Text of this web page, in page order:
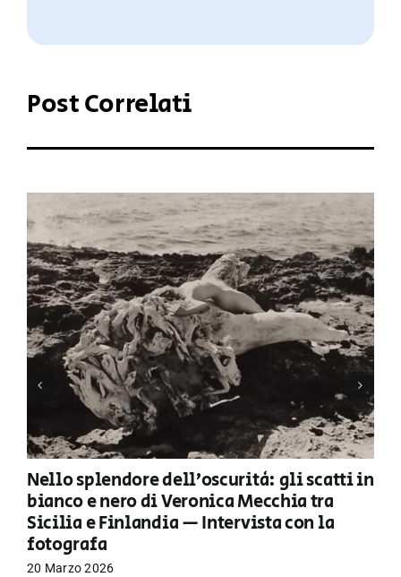
Post Correlati
Nello splendore dell’oscurità: gli scatti in
bianco e nero di Veronica Mecchia tra
Sicilia e Finlandia — Intervista con la
fotografa
20 Marzo 2026